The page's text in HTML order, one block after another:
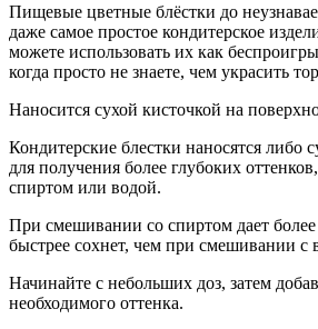
Пищевые цветные блёстки до
даже самое простое кондитерское
можете использовать их как
когда просто не знаете, чем украсить
Наносится сухой кисточкой на
Кондитерские блестки наносятся либо
для получения более глубоких
спиртом или водой.
При смешивании со спиртом дает
быстрее сохнет, чем при смешивании с
Начинайте с небольших доз, затем
необходимого оттенка.